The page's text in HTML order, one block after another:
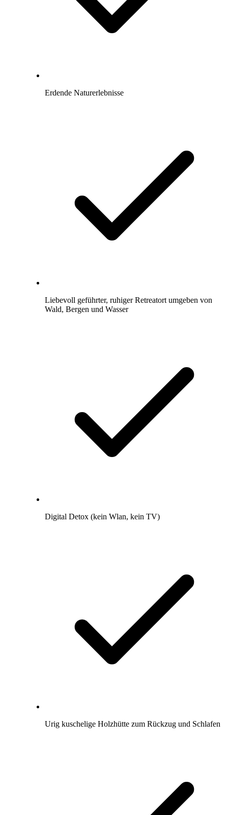
Erdende Naturerlebnisse
Liebevoll geführter, ruhiger Retreatort umgeben von
Wald, Bergen und Wasser
Digital Detox (kein Wlan, kein TV)
Urig kuschelige Holzhütte zum Rückzug und Schlafen